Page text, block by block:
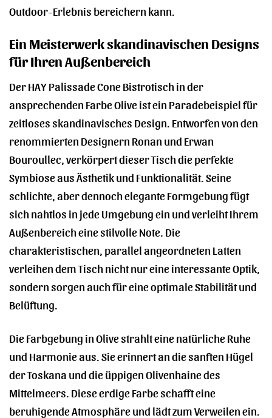
Outdoor-Erlebnis bereichern kann.
Ein Meisterwerk skandinavischen Designs
für Ihren Außenbereich
Der HAY Palissade Cone Bistrotisch in der
ansprechenden Farbe Olive ist ein Paradebeispiel für
zeitloses skandinavisches Design. Entworfen von den
renommierten Designern Ronan und Erwan
Bouroullec, verkörpert dieser Tisch die perfekte
Symbiose aus Ästhetik und Funktionalität. Seine
schlichte, aber dennoch elegante Formgebung fügt
sich nahtlos in jede Umgebung ein und verleiht Ihrem
Außenbereich eine stilvolle Note. Die
charakteristischen, parallel angeordneten Latten
verleihen dem Tisch nicht nur eine interessante Optik,
sondern sorgen auch für eine optimale Stabilität und
Belüftung.
Die Farbgebung in Olive strahlt eine natürliche Ruhe
und Harmonie aus. Sie erinnert an die sanften Hügel
der Toskana und die üppigen Olivenhaine des
Mittelmeers. Diese erdige Farbe schafft eine
beruhigende Atmosphäre und lädt zum Verweilen ein.